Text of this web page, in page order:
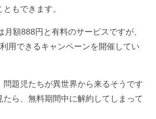
もできます。
額888円と有料のサービスですが、
用できるキャンペーンを開催してい
題児たちが異世界から来るそうです
ら、無料期間中に解約してしまって